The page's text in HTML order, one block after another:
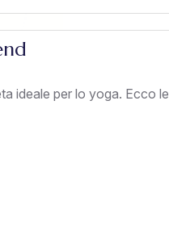
ideale per lo yoga. Ecco le